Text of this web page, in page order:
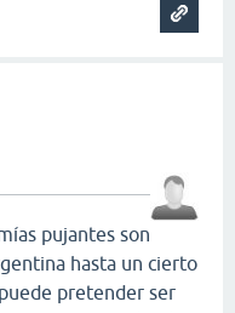
pujantes son
hasta un cierto
pretender ser